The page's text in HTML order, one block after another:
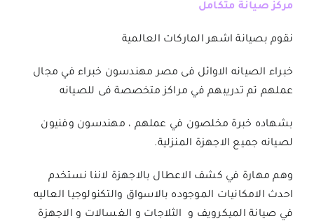
مركز صيانة متكامل
نقوم بصيانة اشهر الماركات العالمية
خبراء الصيانه الاوائل فى مصر مهندسون خبراء في مجال
عملهم تم تدريبهم في مراكز متخصصة فى للصيانه
بشهاده خبرة مخلصون في عملهم ، مهندسون وفنيون
لصيانه جميع الاجهزة المنزلية.
وهم مهارة في كشف الاعطال بالاجهزة لاننا نستخدم
احدث الامكانيات الموجوده بالاسواق والتكنولوجيا العاليه
في صيانة الميكرويف و الثلاجات و الغسالات و الاجهزة